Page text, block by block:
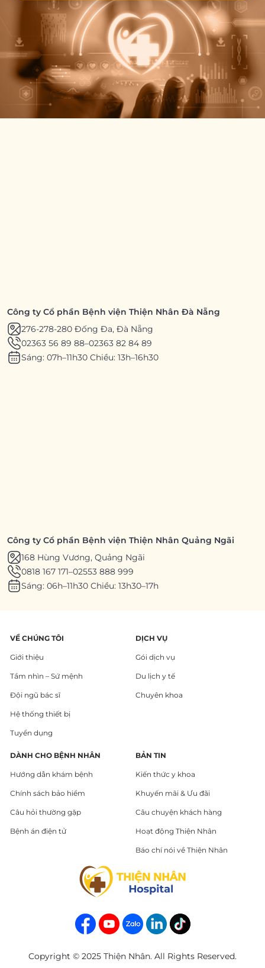
Công ty Cổ phần Bệnh viện Thiện Nhân Đà Nẵng
276-278-280 Đống Đa, Đà Nẵng
02363 56 89 88–02363 82 84 89
Sáng: 07h–11h30 Chiều: 13h–16h30
Công ty Cổ phần Bệnh viện Thiện Nhân Quảng Ngãi
168 Hùng Vương, Quảng Ngãi
0818 167 171–02553 888 999
Sáng: 06h–11h30 Chiều: 13h30–17h
VỀ CHÚNG TÔI
Giới thiệu
Tầm nhìn – Sứ mệnh
Đội ngũ bác sĩ
Hệ thống thiết bị
Tuyển dụng
DỊCH VỤ
Gói dịch vụ
Du lịch y tế
Chuyên khoa
DÀNH CHO BỆNH NHÂN
Hướng dẫn khám bệnh
Chính sách bảo hiểm
Câu hỏi thường gặp
Bệnh án điện tử
BẢN TIN
Kiến thức y khoa
Khuyến mãi & Ưu đãi
Câu chuyện khách hàng
Hoạt động Thiện Nhân
Báo chí nói về Thiện Nhân
Copyright © 2025 Thiện Nhân. All Rights Reserved.